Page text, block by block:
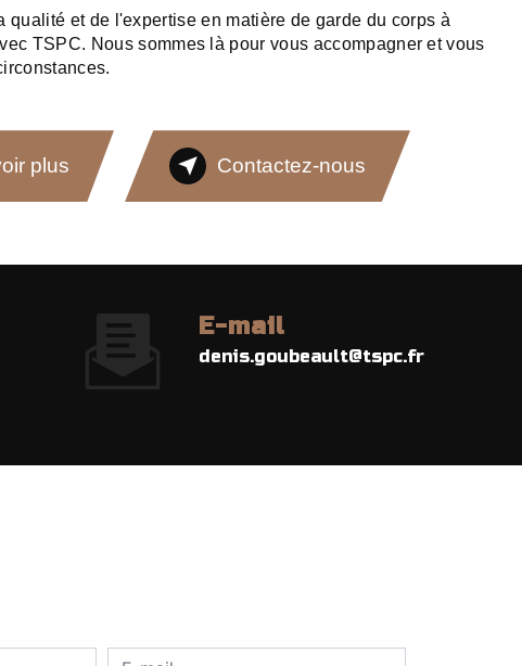
qualité et de l'expertise en matière de garde du corps à
TSPC. Nous sommes là pour vous accompagner et vous
plus Contactez-nous
E-mail
denis.goubeault@tspc.fr